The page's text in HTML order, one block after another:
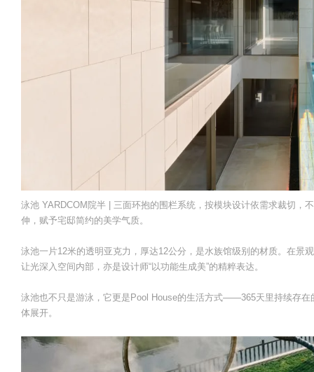
泳池 YARDCOM院半 | 三面环抱的围栏系统，按模块设计依需求裁切，
伸，赋予宅邸简约的美学气质。
泳池一片12米的透明亚克力，厚达12公分，是水族馆级别的材质。在景
让光深入空间内部，亦是设计师“以功能生成美”的精粹表达。
泳池也不只是游泳，它更是Pool House的生活方式——365天里持续存
体展开。